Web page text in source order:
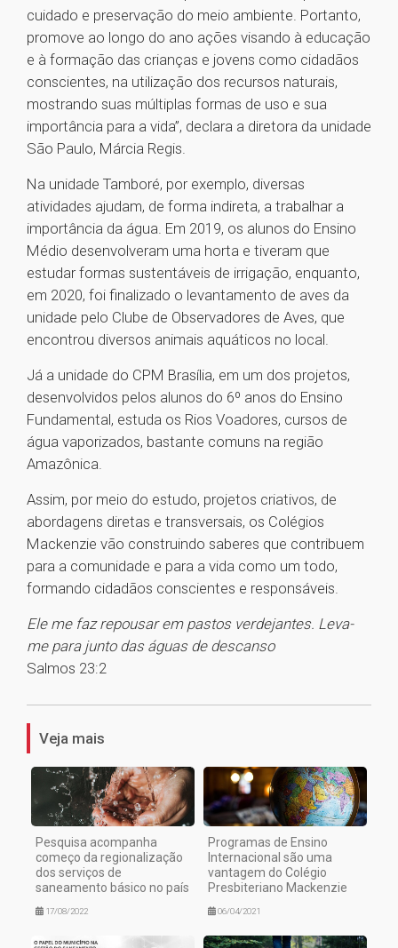
cuidado e preservação do meio ambiente. Portanto,
promove ao longo do ano ações visando à educação
e à formação das crianças e jovens como cidadãos
conscientes, na utilização dos recursos naturais,
mostrando suas múltiplas formas de uso e sua
importância para a vida”, declara a diretora da unidade
São Paulo, Márcia Regis.
Na unidade Tamboré, por exemplo, diversas
atividades ajudam, de forma indireta, a trabalhar a
importância da água. Em 2019, os alunos do Ensino
Médio desenvolveram uma horta e tiveram que
estudar formas sustentáveis de irrigação, enquanto,
em 2020, f​oi finalizado o levantamento de aves da
unidade pelo Clube de Observadores de Aves, que
encontrou diversos animais aquáticos no local.
Já a unidade do CPM Brasília, em um dos projetos,
desenvolvidos pelos alunos do 6º anos do Ensino
Fundamental, estuda os Rios Voadores, cursos de
água vaporizados, bastante comuns na região
Amazônica.
Assim, por meio do estudo, projetos criativos, de
abordagens diretas e transversais, os Colégios
Mackenzie vão construindo saberes que contribuem
para a comunidade e para a vida como um todo,
formando cidadãos conscientes e responsáveis.
Ele me faz repousar em pastos verdejantes. Leva-
me para junto das águas de descanso
Salmos 23:2
Veja mais
Pesquisa acompanha
começo da regionalização
dos serviços de
saneamento básico no país
17/08/2022
Programas de Ensino
Internacional são uma
vantagem do Colégio
Presbiteriano Mackenzie
06/04/2021